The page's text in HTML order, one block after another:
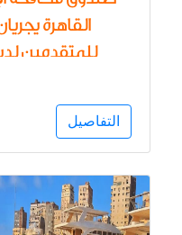
القاهرة
للمتقدمين
الدراسي 2026/2025
التفاصيل